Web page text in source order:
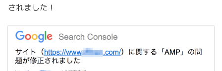
されました！